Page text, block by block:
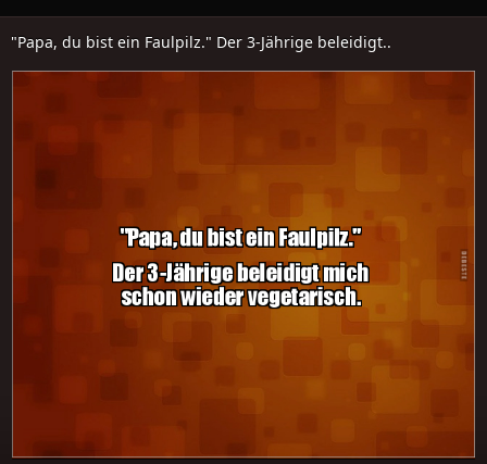
"Papa, du bist ein Faulpilz." Der 3-Jährige beleidigt..